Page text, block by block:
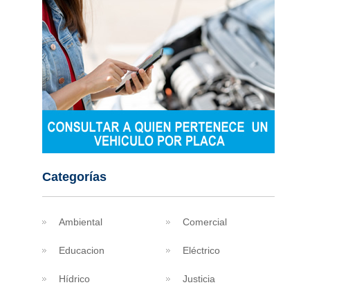
Categorías
Ambiental Comercial
Educacion Eléctrico
Hídrico Justicia